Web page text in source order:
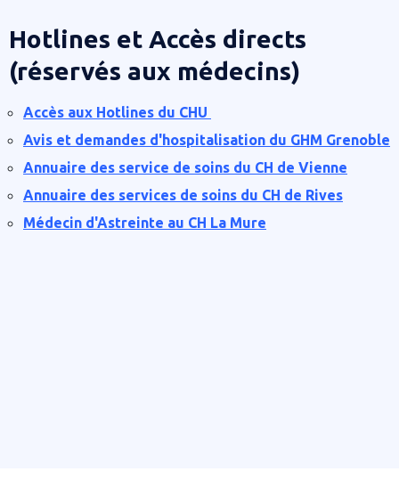
Hotlines et Accès directs
(réservés aux médecins)
Accès aux Hotlines du CHU
Avis et demandes d'hospitalisation du GHM Grenoble
Annuaire des service de soins du CH de Vienne
Annuaire des services de soins du CH de Rives
Médecin d'Astreinte au CH La Mure